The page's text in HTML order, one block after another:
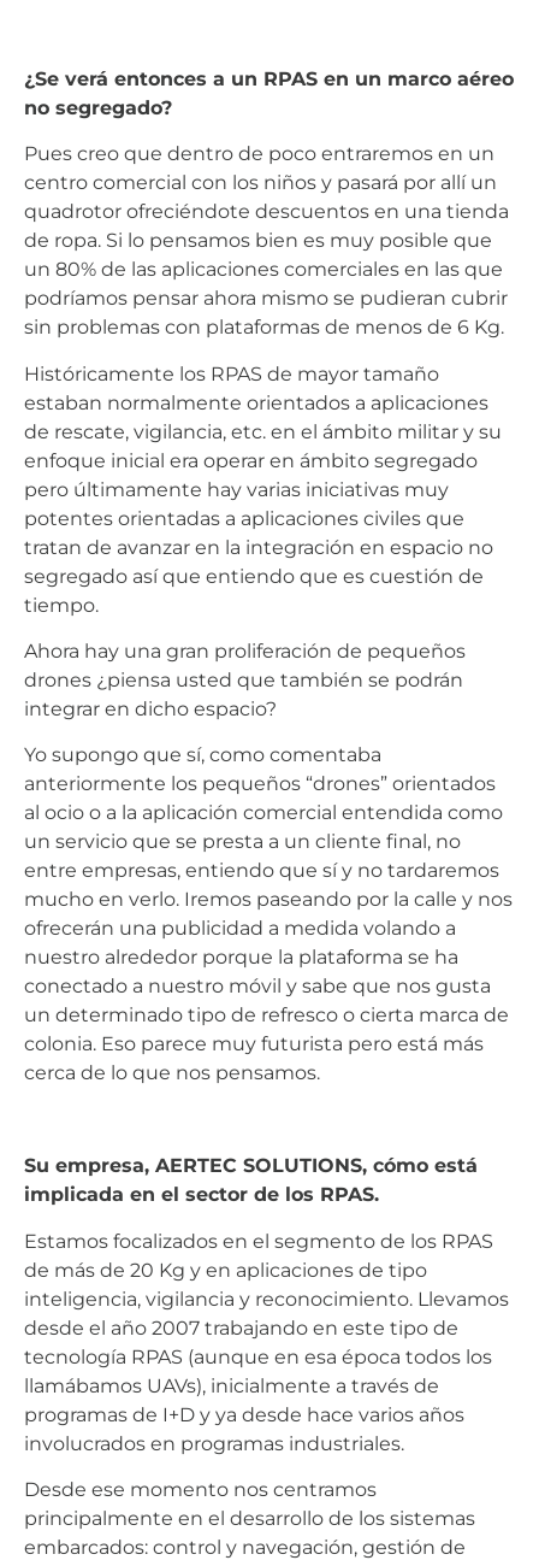
¿Se verá entonces a un RPAS en un marco aéreo
no segregado?
Pues creo que dentro de poco entraremos en un
centro comercial con los niños y pasará por allí un
quadrotor ofreciéndote descuentos en una tienda
de ropa. Si lo pensamos bien es muy posible que
un 80% de las aplicaciones comerciales en las que
podríamos pensar ahora mismo se pudieran cubrir
sin problemas con plataformas de menos de 6 Kg.
Históricamente los RPAS de mayor tamaño
estaban normalmente orientados a aplicaciones
de rescate, vigilancia, etc. en el ámbito militar y su
enfoque inicial era operar en ámbito segregado
pero últimamente hay varias iniciativas muy
potentes orientadas a aplicaciones civiles que
tratan de avanzar en la integración en espacio no
segregado así que entiendo que es cuestión de
tiempo.
Ahora hay una gran proliferación de pequeños
drones ¿piensa usted que también se podrán
integrar en dicho espacio?
Yo supongo que sí, como comentaba
anteriormente los pequeños “drones” orientados
al ocio o a la aplicación comercial entendida como
un servicio que se presta a un cliente final, no
entre empresas, entiendo que sí y no tardaremos
mucho en verlo. Iremos paseando por la calle y nos
ofrecerán una publicidad a medida volando a
nuestro alrededor porque la plataforma se ha
conectado a nuestro móvil y sabe que nos gusta
un determinado tipo de refresco o cierta marca de
colonia. Eso parece muy futurista pero está más
cerca de lo que nos pensamos.
Su empresa, AERTEC SOLUTIONS, cómo está
implicada en el sector de los RPAS.
Estamos focalizados en el segmento de los RPAS
de más de 20 Kg y en aplicaciones de tipo
inteligencia, vigilancia y reconocimiento. Llevamos
desde el año 2007 trabajando en este tipo de
tecnología RPAS (aunque en esa época todos los
llamábamos UAVs), inicialmente a través de
programas de I+D y ya desde hace varios años
involucrados en programas industriales.
Desde ese momento nos centramos
principalmente en el desarrollo de los sistemas
embarcados: control y navegación, gestión de